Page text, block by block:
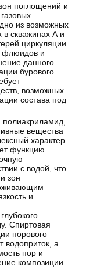
поглощений и
из возможных
скважинах А и
циркуляции
флюидов и
данного
бурового
возможных
состава под
вещества
характер
функцию
с водой, что
зон
и
Спиртовая
порового
водоприток, а
пор и
композиции